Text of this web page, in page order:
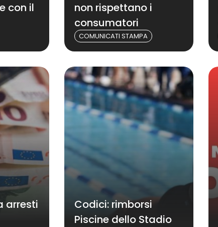
con il
non rispettano i
consumatori
COMUNICATI STAMPA
arresti
Codici: rimborsi
Piscine dello Stadio